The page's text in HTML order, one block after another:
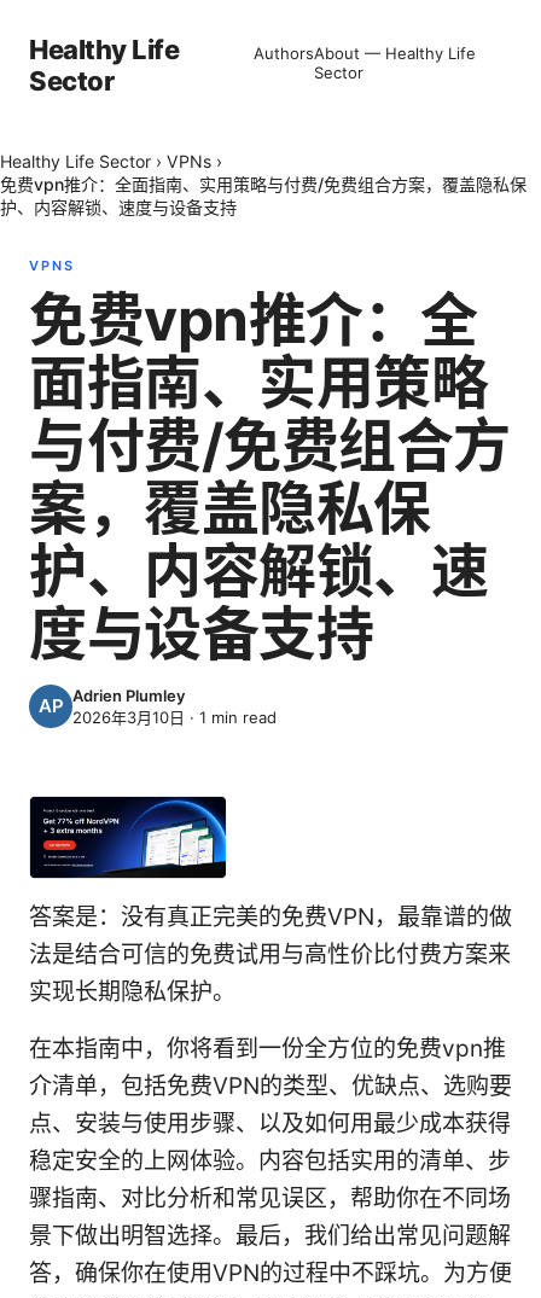
Healthy Life
Sector
AuthorsAbout — Healthy Life
Sector
Healthy Life Sector › VPNs ›
免费vpn推介：全面指南、实用策略与付费/免费组合方案，覆盖隐私保
护、内容解锁、速度与设备支持
VPNS
免费vpn推介：全
面指南、实用策略
与付费/免费组合方
案，覆盖隐私保
护、内容解锁、速
度与设备支持
Adrien Plumley
2026年3月10日 · 1 min read
答案是：没有真正完美的免费VPN，最靠谱的做
法是结合可信的免费试用与高性价比付费方案来
实现长期隐私保护。
在本指南中，你将看到一份全方位的免费vpn推
介清单，包括免费VPN的类型、优缺点、选购要
点、安装与使用步骤、以及如何用最少成本获得
稳定安全的上网体验。内容包括实用的清单、步
骤指南、对比分析和常见误区，帮助你在不同场
景下做出明智选择。最后，我们给出常见问题解
答，确保你在使用VPN的过程中不踩坑。为方便